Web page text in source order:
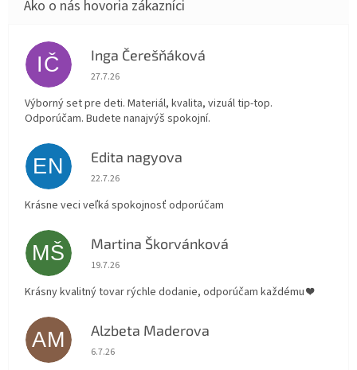
IČ Inga Čerešňáková
Hodnotenie obchodu je 5 z 5 hviezdičiek.
27.7.26
Výborný set pre deti. Materiál, kvalita, vizuál tip-top.
Odporúčam. Budete nanajvýš spokojní.
EN Edita nagyova
Hodnotenie obchodu je 5 z 5 hviezdičiek.
22.7.26
Krásne veci veľká spokojnosť odporúčam
MŠ Martina Škorvánková
Hodnotenie obchodu je 5 z 5 hviezdičiek.
19.7.26
Krásny kvalitný tovar rýchle dodanie, odporúčam každému ❤️
AM Alzbeta Maderova
Hodnotenie obchodu je 5 z 5 hviezdičiek.
6.7.26